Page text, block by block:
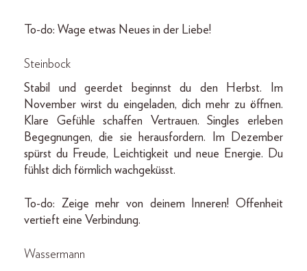
To-do: Wage etwas Neues in der Liebe!
Steinbock
Stabil und geerdet beginnst du den Herbst. Im
November wirst du eingeladen, dich mehr zu öffnen.
Klare Gefühle schaffen Vertrauen. Singles erleben
Begegnungen, die sie herausfordern. Im Dezember
spürst du Freude, Leichtigkeit und neue Energie. Du
fühlst dich förmlich wachgeküsst.
To-do: Zeige mehr von deinem Inneren! Offenheit
vertieft eine Verbindung.
Wassermann